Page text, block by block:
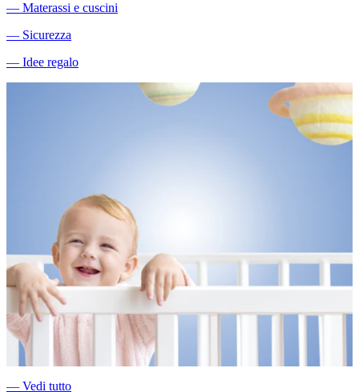
― Materassi e cuscini
― Sicurezza
― Idee regalo
― Vedi tutto